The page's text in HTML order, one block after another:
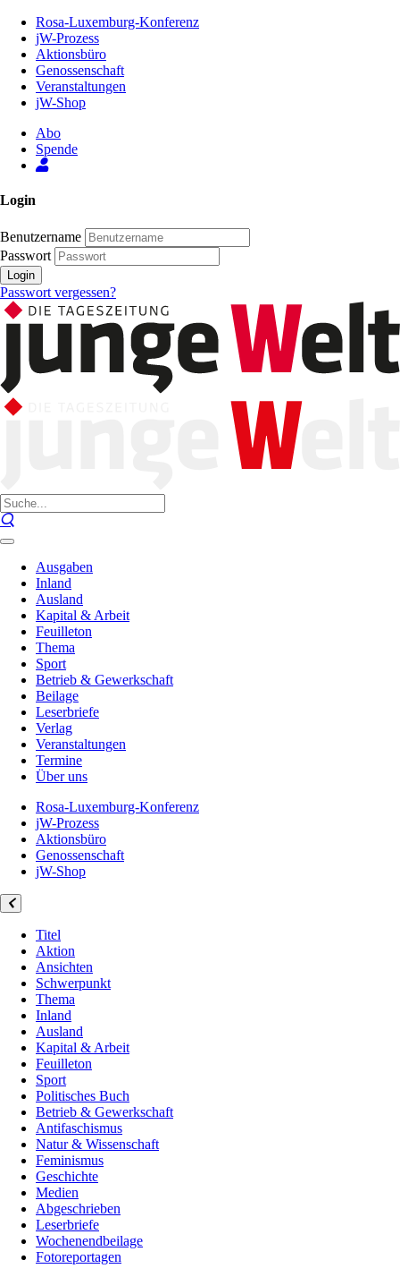
Inhalt
Seite
Rosa-Luxemburg-Konferenz
jW-Prozess
Aktionsbüro
Genossenschaft
Veranstaltungen
jW-Shop
Abo
Spende
Login
Benutzername
Passwort
Login
Passwort vergessen?
Ausgaben
Inland
Ausland
Kapital & Arbeit
Feuilleton
Thema
Sport
Betrieb & Gewerkschaft
Beilage
Leserbriefe
Verlag
Veranstaltungen
Termine
Über uns
Rosa-Luxemburg-Konferenz
jW-Prozess
Aktionsbüro
Genossenschaft
jW-Shop
Titel
Aktion
Ansichten
Schwerpunkt
Thema
Inland
Ausland
Kapital & Arbeit
Feuilleton
Sport
Politisches Buch
Betrieb & Gewerkschaft
Antifaschismus
Natur & Wissenschaft
Feminismus
Geschichte
Medien
Abgeschrieben
Leserbriefe
Wochenendbeilage
Fotoreportagen